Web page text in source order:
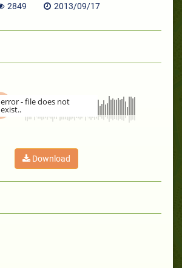
2849 2013/09/17
error - file does not
exist..
Download